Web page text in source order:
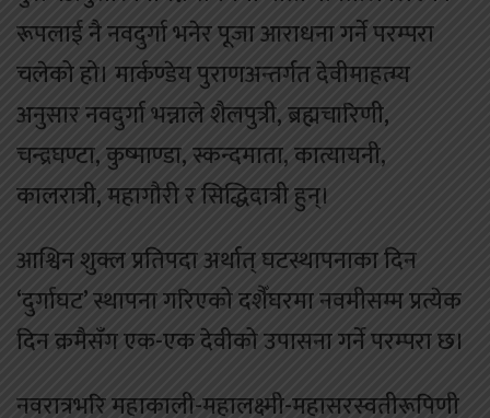
रूपलाई नै नवदुर्गा भनेर पूजा आराधना गर्ने परम्परा
चलेको हो। मार्कण्डेय पुराणअन्तर्गत देवीमाहत्म्य
अनुसार नवदुर्गा भन्नाले शैलपुत्री, ब्रह्मचारिणी,
चन्द्रघण्टा, कुष्माण्डा, स्कन्दमाता, कात्यायनी,
कालरात्री, महागौरी र सिद्धिदात्री हुन्।
आश्विन शुक्ल प्रतिपदा अर्थात् घटस्थापनाका दिन
‘दुर्गाघट’ स्थापना गरिएको दशैँघरमा नवमीसम्म प्रत्येक
दिन क्रमैसँग एक-एक देवीको उपासना गर्ने परम्परा छ।
नवरात्रभरि महाकाली-महालक्ष्मी-महासरस्वतीरूपिणी